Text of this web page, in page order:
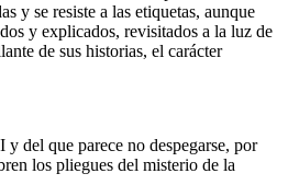
y se resiste a las etiquetas, aunque
y explicados, revisitados a la luz de
de sus historias, el carácter
del que parece no despegarse, por
los pliegues del misterio de la